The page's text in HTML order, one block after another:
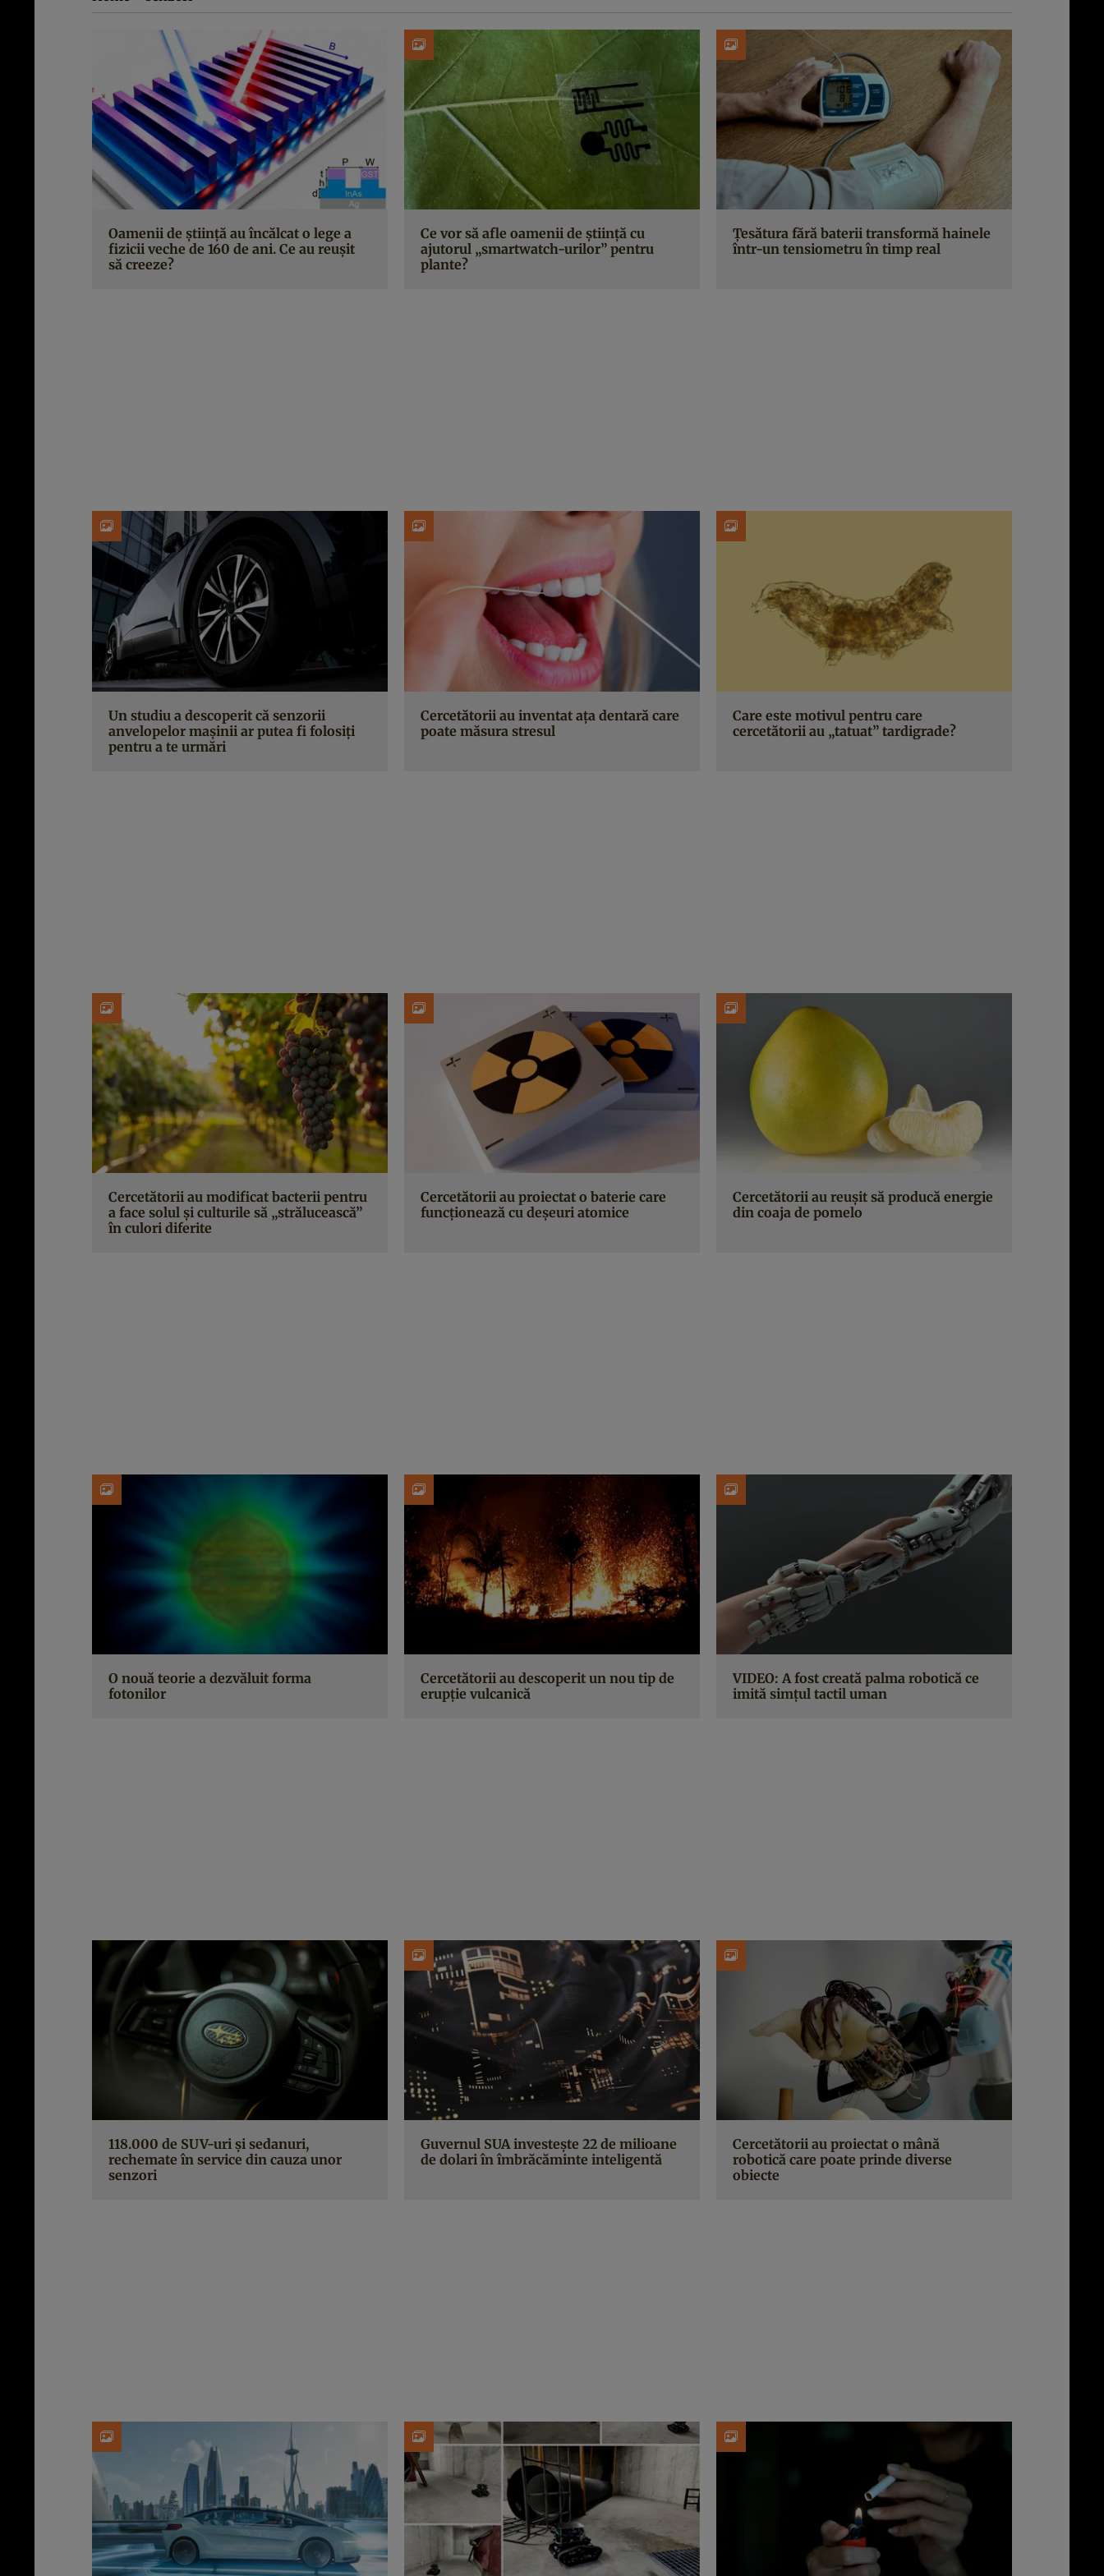
Oamenii de știință au încălcat o lege a
fizicii veche de 160 de ani. Ce au reușit
să creeze?
Ce vor să afle oamenii de știință cu
ajutorul „smartwatch-urilor” pentru
plante?
Țesătura fără baterii transformă hainele
într-un tensiometru în timp real
Un studiu a descoperit că senzorii
anvelopelor mașinii ar putea fi folosiți
pentru a te urmări
Cercetătorii au inventat ața dentară care
poate măsura stresul
Care este motivul pentru care
cercetătorii au „tatuat” tardigrade?
Cercetătorii au modificat bacterii pentru
a face solul și culturile să „strălucească”
în culori diferite
Cercetătorii au proiectat o baterie care
funcționează cu deșeuri atomice
Cercetătorii au reușit să producă energie
din coaja de pomelo
O nouă teorie a dezvăluit forma
fotonilor
Cercetătorii au descoperit un nou tip de
erupție vulcanică
VIDEO: A fost creată palma robotică ce
imită simțul tactil uman
118.000 de SUV-uri și sedanuri,
rechemate în service din cauza unor
senzori
Guvernul SUA investește 22 de milioane
de dolari în îmbrăcăminte inteligentă
Cercetătorii au proiectat o mână
robotică care poate prinde diverse
obiecte